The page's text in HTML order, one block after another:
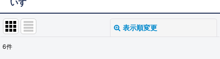
表示順変更
6件